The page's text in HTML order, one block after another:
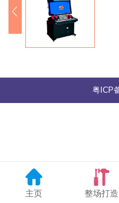
粤ICP
主页 整场打造